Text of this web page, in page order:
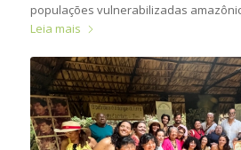
populações vulnerabilizadas
Leia mais